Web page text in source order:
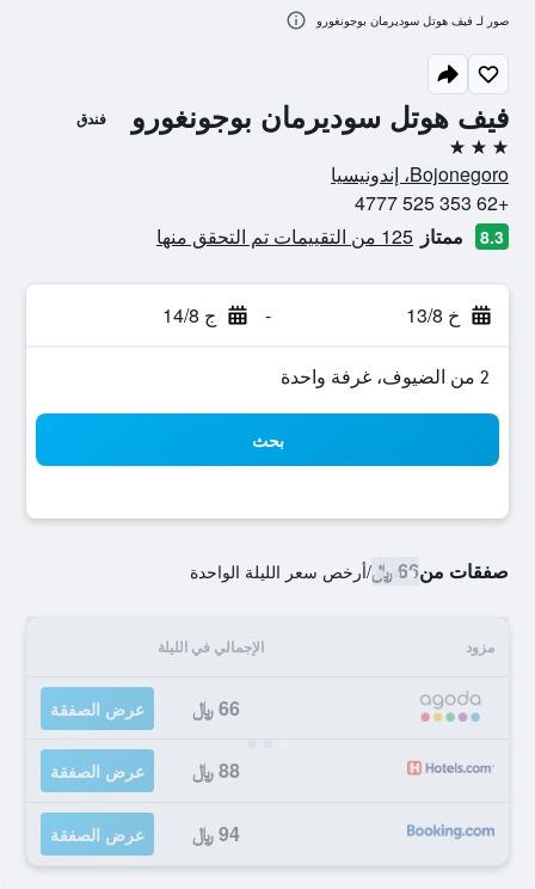
فيف هوتل سوديرمان بوجونغورو فندق
3 نجوم
Bojonegoro، إندونيسيا
+62 353 525 4777
8.3 ممتاز 125 من التقييمات تم التحقق منها
خ 13/8 - ج 14/8
2 من الضيوف، غرفة واحدة
بحث
صفقات من66 ﷼ /أرخص سعر الليلة الواحدة
مزود الإجمالي في الليلة
66 ﷼ عرض الصفقة
88 ﷼ عرض الصفقة
94 ﷼ عرض الصفقة
صور لـ فيف هوتل سوديرمان بوجونغورو